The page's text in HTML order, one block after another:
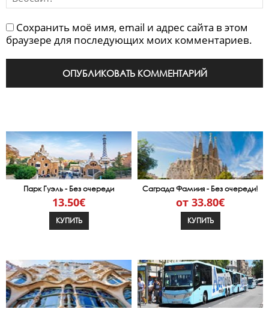
Сохранить моё имя, email и адрес сайта в этом
браузере для последующих моих комментариев.
Парк Гуэль - Без очереди
13.50€
КУПИТЬ
Саграда Фамиия - Без очереди!
от 33.80€
КУПИТЬ